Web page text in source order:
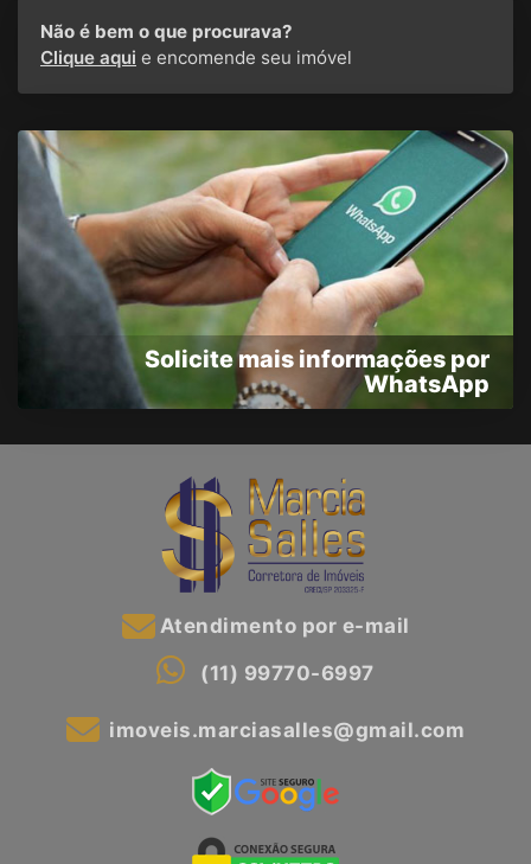
Não é bem o que procurava?
Clique aqui e encomende seu imóvel
Solicite mais informações por
WhatsApp
Atendimento por e-mail
(11) 99770-6997
imoveis.marciasalles@gmail.com